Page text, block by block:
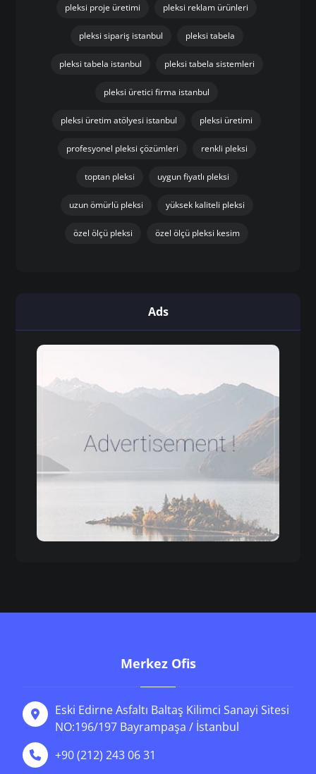
pleksi proje üretimi pleksi reklam ürünleri
pleksi sipariş istanbul pleksi tabela
pleksi tabela istanbul pleksi tabela sistemleri
pleksi üretici firma istanbul
pleksi üretim atölyesi istanbul pleksi üretimi
profesyonel pleksi çözümleri renkli pleksi
toptan pleksi uygun fiyatlı pleksi
uzun ömürlü pleksi yüksek kaliteli pleksi
özel ölçü pleksi özel ölçü pleksi kesim
Ads
Merkez Ofis
Eski Edirne Asfaltı Baltaş Kilimci Sanayi Sitesi
NO:196/197 Bayrampaşa / İstanbul
+90 (212) 243 06 31